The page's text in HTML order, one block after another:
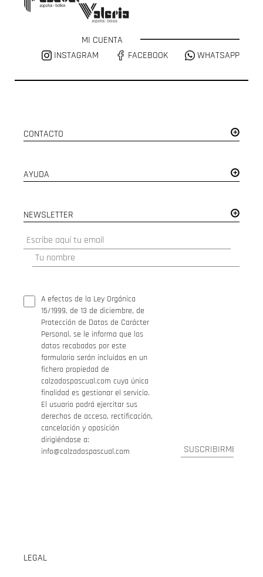
MI CUENTA
INSTAGRAM
FACEBOOK WHATSAPP
CONTACTO
AYUDA
NEWSLETTER
A efectos de la Ley Orgánica
15/1999, de 13 de diciembre, de
Protección de Datos de Carácter
Personal, se le informa que los
datos recabados por este
formulario serán incluidos en un
fichero propiedad de
calzadospascual.com cuya única
finalidad es gestionar el servicio.
El usuario podrá ejercitar sus
derechos de acceso, rectificación,
cancelación y oposición
dirigiéndose a:
info@calzadospascual.com
LEGAL